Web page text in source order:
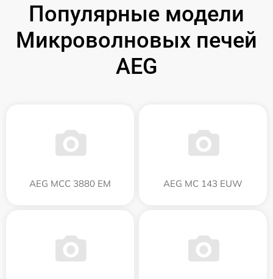
Популярные модели
Микроволновых печей
AEG
AEG MCC 3880 EM AEG MC 143 EUW